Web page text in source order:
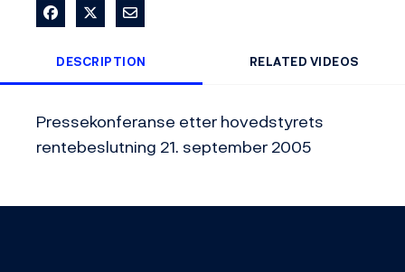
Share on Facebook
Share on XShare via Email
DESCRIPTION RELATED VIDEOS
Pressekonferanse etter hovedstyrets
rentebeslutning 21. september 2005